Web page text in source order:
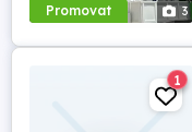
Promovat 3
1